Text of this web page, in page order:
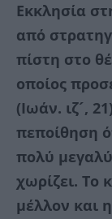
Εκκλησία
από
πίστη στο
οποίος
(Ιωάν. ιζ´,
πεποίθηση
πολύ
χωρίζει. Το
μέλλον και